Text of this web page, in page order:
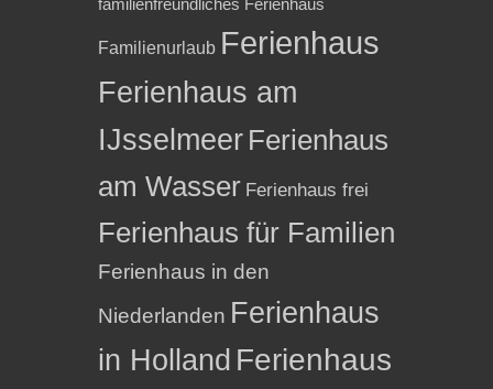
Familienurlaub Ferienhaus
Ferienhaus am
IJsselmeer Ferienhaus
am Wasser Ferienhaus frei
Ferienhaus für Familien
Ferienhaus in den
Niederlanden Ferienhaus
in Holland Ferienhaus